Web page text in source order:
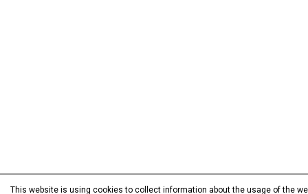
This website is using cookies to collect information about the usage of the